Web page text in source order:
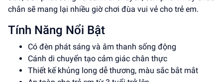
chắn sẽ mang lại nhiều giờ chơi đùa vui vẻ cho trẻ em.
Tính Năng Nổi Bật
Có đèn phát sáng và âm thanh sống động
Cánh di chuyển tạo cảm giác chân thực
Thiết kế khủng long dễ thương, màu sắc bắt mắt